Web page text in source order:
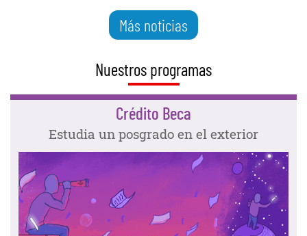
Más noticias
Nuestros programas
Crédito Beca
Estudia un posgrado en el exterior